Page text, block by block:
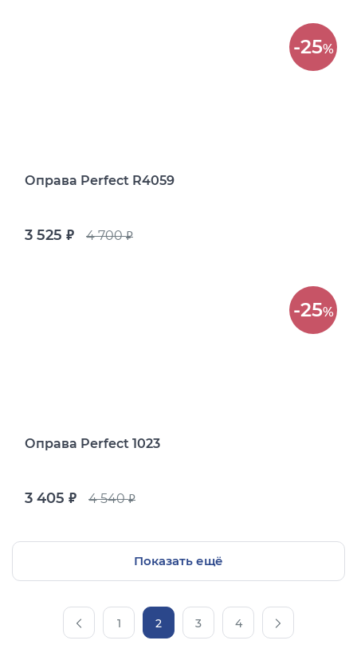
-25%
Оправа Perfect R4059
3 525 руб. 4 700руб.
-25%
Оправа Perfect 1023
3 405 руб. 4 540руб.
Показать ещё
1 2 3 4